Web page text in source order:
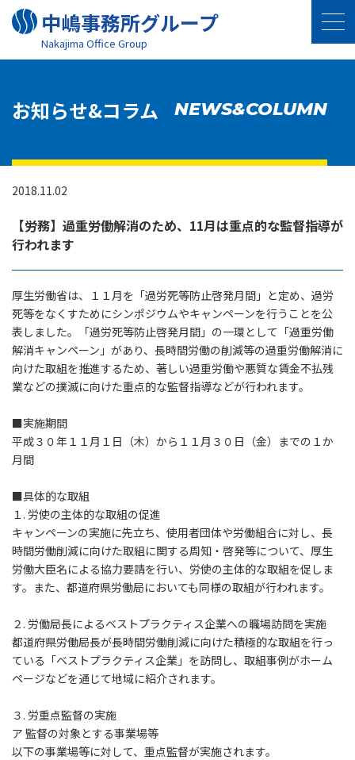
中嶋事務所グループ
Nakajima Oﬃce Group
お知らせ&コラム NEWS&COLUMN
2018.11.02
【労務】過重労働解消のため、11月は重点的な監督指導が
行われます
厚生労働省は、１１月を「過労死等防止啓発月間」と定め、過労
死等をなくすためにシンポジウムやキャンペーンを行うことを公
表しました。「過労死等防止啓発月間」の一環として「過重労働
解消キャンペーン」があり、長時間労働の削減等の過重労働解消に
向けた取組を推進するため、著しい過重労働や悪質な賃金不払残
業などの撲滅に向けた重点的な監督指導などが行われます。
■実施期間
平成３０年１１月１日（木）から１１月３０日（金）までの１か
月間
■具体的な取組
１. 労使の主体的な取組の促進
キャンペーンの実施に先立ち、使用者団体や労働組合に対し、長
時間労働削減に向けた取組に関する周知・啓発等について、厚生
労働大臣名による協力要請を行い、労使の主体的な取組を促しま
す。また、都道府県労働局においても同様の取組が行われます。
２. 労働局長によるベストプラクティス企業への職場訪問を実施
都道府県労働局長が長時間労働削減に向けた積極的な取組を行っ
ている「ベストプラクティス企業」を訪問し、取組事例がホーム
ページなどを通じて地域に紹介されます。
３. 労重点監督の実施
ア 監督の対象とする事業場等
以下の事業場等に対して、重点監督が実施されます。